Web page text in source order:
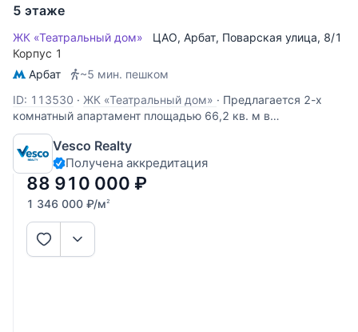
5 этаже
ЖК «Театральный дом» ЦАО, Арбат, Поварская улица, 8/1
Корпус 1
Арбат
~5 мин. пешком
ID: 113530 · ЖК «Театральный дом» · Предлагается 2-х
комнатный апартамент площадью 66,2 кв. м в
премиальном жилом комплексе на Арбате «Театральный
дом». Апартамент расположен на 5-м этаже и имеет
свободную планировку. Возможный вариант зонирования
пространства: просторная кухня
Vesco Realty
Получена аккредитация
88 910 000 ₽
1 346 000 ₽/м2